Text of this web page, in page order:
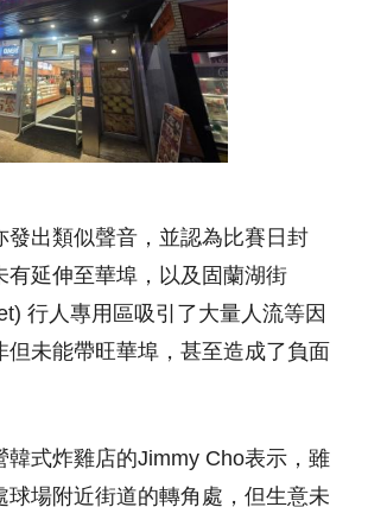
發出類似聲音，並認為比賽日封
有延伸至華埠，以及固蘭湖街
行人專用區吸引了大量人流等因
但未能帶旺華埠，甚至造成了負面
韓式炸雞店的Jimmy Cho表示，雖
球場附近街道的轉角處，但生意未